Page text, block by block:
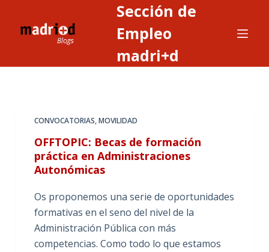
Sección de
Empleo
madri+d
CONVOCATORIAS,MOVILIDAD
OFFTOPIC: Becas de formación
práctica en Administraciones
Autonómicas
Os proponemos una serie de oportunidades
formativas en el seno del nivel de la
Administración Pública con más
competencias. Como todo lo que estamos